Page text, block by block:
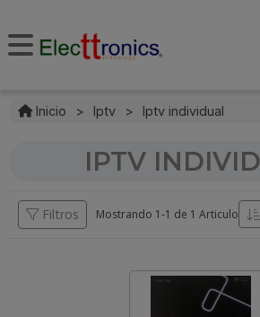
Inicio > Iptv > Iptv individual
IPTV
Filtros Mostrando 1-1 de 1 Articulo